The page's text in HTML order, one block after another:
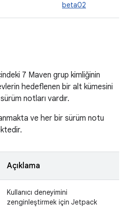
beta02
7 Maven grup kimliğinin
hedeflenen bir alt kümesini
notları vardır.
ve her bir sürüm notu
Açıklama
Kullanıcı deneyimini
zenginleştirmek için Jetpack